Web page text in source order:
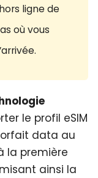
ligne de
où vous
le profil eSIM
data au
la première
ainsi la